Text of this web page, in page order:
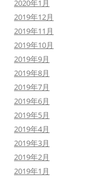
2020年1月
2019年12月
2019年11月
2019年10月
2019年9月
2019年8月
2019年7月
2019年6月
2019年5月
2019年4月
2019年3月
2019年2月
2019年1月